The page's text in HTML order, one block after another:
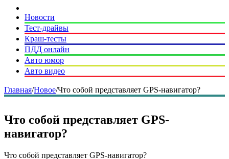
Новости
Тест-драйвы
Краш-тесты
ПДД онлайн
Авто юмор
Авто видео
Главная/Новое/Что собой представляет GPS-навигатор?
Что собой представляет GPS-
навигатор?
Что собой представляет GPS-навигатор?